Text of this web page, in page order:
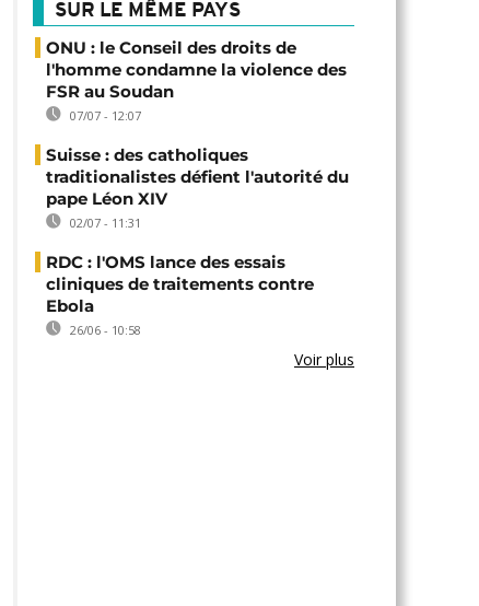
SUR LE MÊME PAYS
ONU : le Conseil des droits de
l'homme condamne la violence des
FSR au Soudan
07/07 - 12:07
Suisse : des catholiques
traditionalistes défient l'autorité du
pape Léon XIV
02/07 - 11:31
RDC : l'OMS lance des essais
cliniques de traitements contre
Ebola
26/06 - 10:58
Voir plus